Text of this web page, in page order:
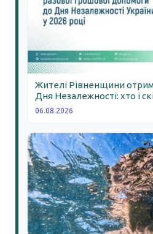
Жителі Рівненщини
Дня Незалежності: хто і
06.08.2026